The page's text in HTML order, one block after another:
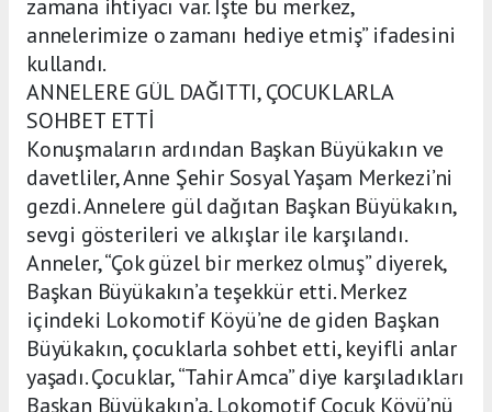
zamana ihtiyacı var. İşte bu merkez,
annelerimize o zamanı hediye etmiş” ifadesini
kullandı.
ANNELERE GÜL DAĞITTI, ÇOCUKLARLA
SOHBET ETTİ
Konuşmaların ardından Başkan Büyükakın ve
davetliler, Anne Şehir Sosyal Yaşam Merkezi’ni
gezdi. Annelere gül dağıtan Başkan Büyükakın,
sevgi gösterileri ve alkışlar ile karşılandı.
Anneler, “Çok güzel bir merkez olmuş” diyerek,
Başkan Büyükakın’a teşekkür etti. Merkez
içindeki Lokomotif Köyü’ne de giden Başkan
Büyükakın, çocuklarla sohbet etti, keyifli anlar
yaşadı. Çocuklar, “Tahir Amca” diye karşıladıkları
Başkan Büyükakın’a, Lokomotif Çocuk Köyü’nü